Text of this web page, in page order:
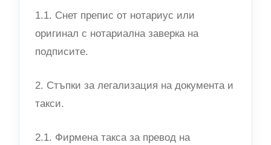
1.1. Снет препис от нотариус или
оригинал с нотариална заверка на
подписите.
2. Стъпки за легализация на документа и
такси.
2.1. Фирмена такса за превод на